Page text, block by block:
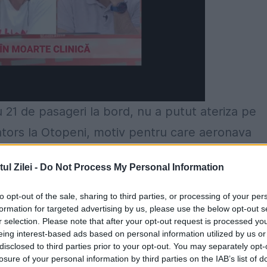
Zilei - Do Not Process My Personal Information
opt-out of the sale, sharing to third parties, or processing of your
for targeted advertising by us, please use the below opt-out
selection. Please note that after your opt-out request is processed
interest-based ads based on personal information utilized by us
to third parties prior to your opt-out. You may separately
of your personal information by third parties on the IAB’s list of
de pasageri la bord, nu a putut ateriza pe
la Otopeni, motiv pentru care aeronava
să decoleze la ora 8.30, are întârzieri,
de Aeroportul Internaţional „Traian Vuia”
cu 21 de pasageri care s-a întors la Otopeni